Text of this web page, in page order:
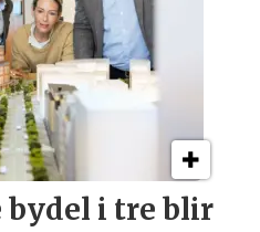
bydel i tre blir